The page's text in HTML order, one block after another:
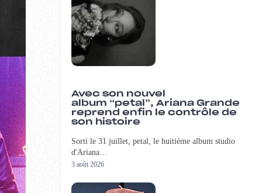
Avec son nouvel
album “petal”, Ariana Grande
reprend enfin le contrôle de
son histoire
Sorti le 31 juillet, petal, le huitième album studio
d'Ariana…
3 août 2026